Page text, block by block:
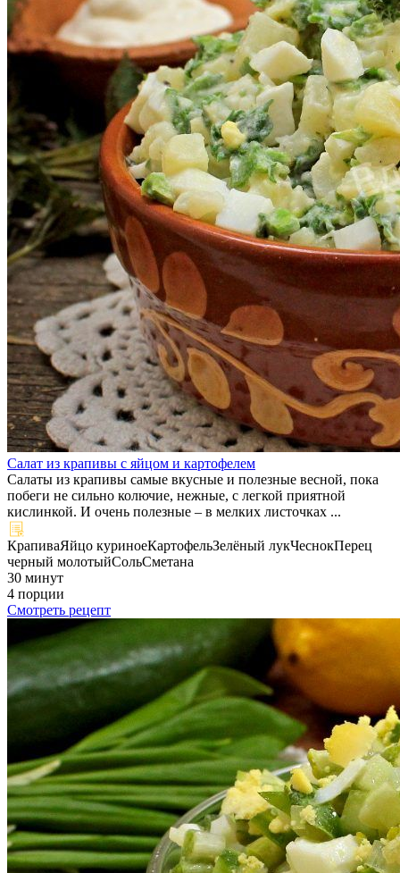
Салат из крапивы с яйцом и картофелем
Салаты из крапивы самые вкусные и полезные весной, пока
побеги не сильно колючие, нежные, с легкой приятной
кислинкой. И очень полезные – в мелких листочках ...
КрапиваЯйцо куриноеКартофельЗелёный лукЧеснокПерец
черный молотыйСольСметана
30 минут
4 порции
Смотреть рецепт